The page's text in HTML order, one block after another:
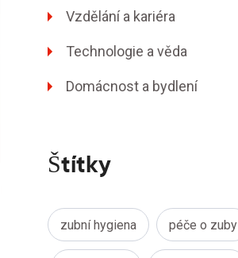
Vzdělání a kariéra
Technologie a věda
Domácnost a bydlení
Štítky
zubní hygiena péče o zuby